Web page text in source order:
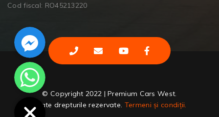
Cod fiscal: RO45213220
© Copyright 2022 | Premium Cars West.
Toate drepturile rezervate. Termeni și condiții.
Facebook Messenger
WhatsApp